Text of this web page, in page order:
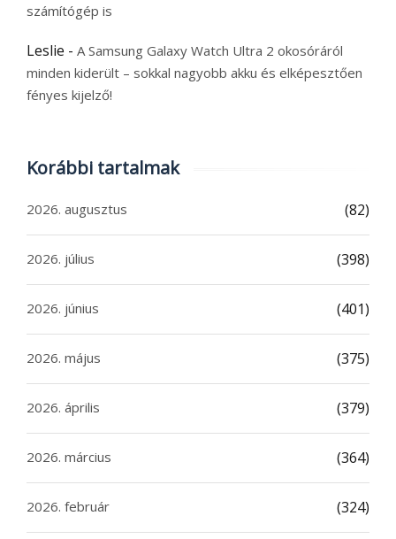
számítógép is
Leslie - A Samsung Galaxy Watch Ultra 2 okosóráról
minden kiderült – sokkal nagyobb akku és elképesztően
fényes kijelző!
Korábbi tartalmak
2026. augusztus (82)
2026. július (398)
2026. június (401)
2026. május (375)
2026. április (379)
2026. március (364)
2026. február (324)